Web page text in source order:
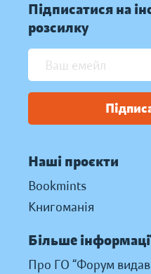
Підписатися на
розсилку
Наші проєкти
Bookmints
Книгоманія
Більше
Про ГО “Форум